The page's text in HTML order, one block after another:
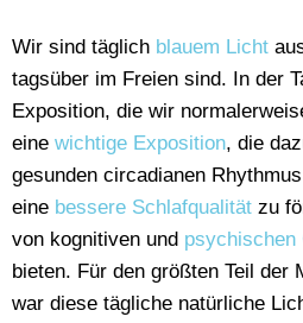
Wir sind täglich blauem Licht
tagsüber im Freien sind. In der
Exposition, die wir
eine wichtige Exposition, die
gesunden circadianen
eine bessere Schlafqualität zu
von kognitiven und psychischen
bieten. Für den größten Teil der
war diese tägliche natürliche